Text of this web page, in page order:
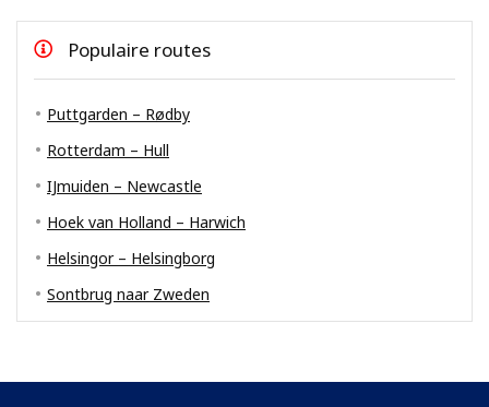
Populaire routes
Puttgarden – Rødby
Rotterdam – Hull
IJmuiden – Newcastle
Hoek van Holland – Harwich
Helsingor – Helsingborg
Sontbrug naar Zweden